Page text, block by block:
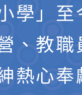
學」
、教職
熱心奉